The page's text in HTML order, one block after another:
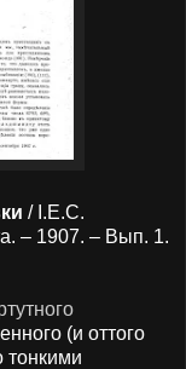
/ I.Е.С.
– 1907. – Вып. 1.
(и оттого
тонкими